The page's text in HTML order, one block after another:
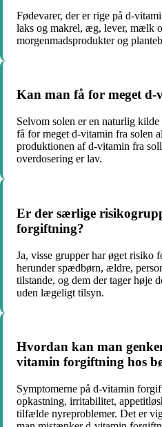
Fødevarer, der er rige på d-
laks og makrel, æg, lever, mælk
morgenmadsprodukter og
Kan man få for meget d-
Selvom solen er en naturlig
få for meget d-vitamin fra solen
produktionen af d-vitamin fra
overdosering er lav.
Er der særlige
forgiftning?
Ja, visse grupper har øget risiko
herunder spædbørn, ældre,
tilstande, og dem der tager høje
uden lægeligt tilsyn.
Hvordan kan man
vitamin forgiftning hos
Symptomerne på d-vitamin
opkastning, irritabilitet,
tilfælde nyreproblemer. Det er